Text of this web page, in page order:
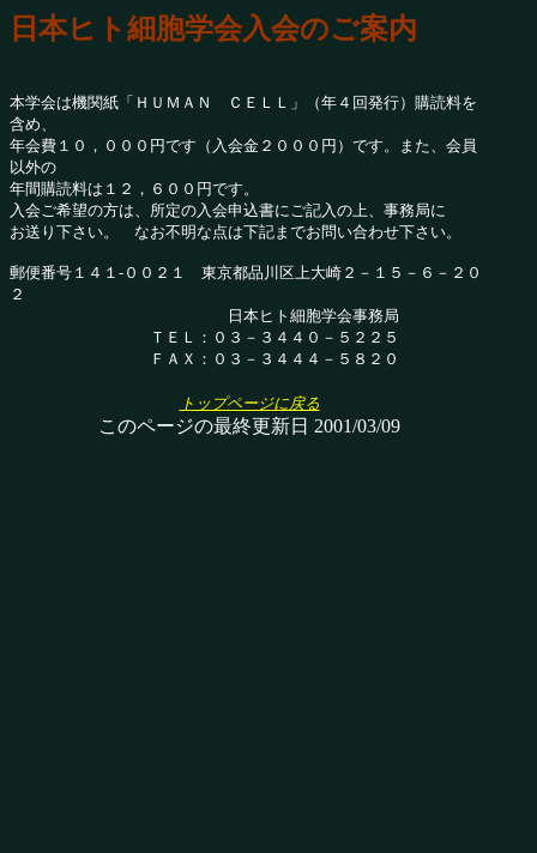
日本ヒト細胞学会入会のご案内
本学会は機関紙「ＨＵＭＡＮ ＣＥＬＬ」（年４回発行）購読料を
含め、
年会費１０，０００円です（入会金２０００円）です。また、会員
以外の
年間購読料は１２，６００円です。
入会ご希望の方は、所定の入会申込書にご記入の上、事務局に
お送り下さい。 なお不明な点は下記までお問い合わせ下さい。
郵便番号１４１-００２１ 東京都品川区上大崎２－１５－６－２０
２
日本ヒト細胞学会事務局
ＴＥＬ：０３－３４４０－５２２５
ＦＡＸ：０３－３４４４－５８２０
トップページに戻る
このページの最終更新日 2001/03/09